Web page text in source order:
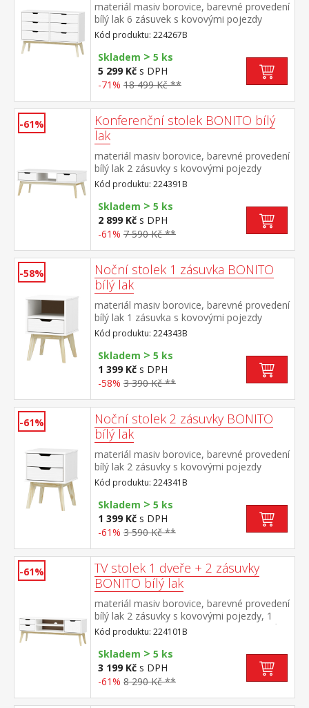
materiál masiv borovice, barevné provedení
bílý lak 6 zásuvek s kovovými pojezdy
Kód produktu: 224267B
Skladem > 5 ks
5 299 Kč s DPH
-71% 18 499 Kč **
-61%
Konferenční stolek BONITO bílý
lak
materiál masiv borovice, barevné provedení
bílý lak 2 zásuvky s kovovými pojezdy
Kód produktu: 224391B
Skladem > 5 ks
2 899 Kč s DPH
-61% 7 590 Kč **
-58%
Noční stolek 1 zásuvka BONITO
bílý lak
materiál masiv borovice, barevné provedení
bílý lak 1 zásuvka s kovovými pojezdy
Kód produktu: 224343B
Skladem > 5 ks
1 399 Kč s DPH
-58% 3 390 Kč **
-61%
Noční stolek 2 zásuvky BONITO
bílý lak
materiál masiv borovice, barevné provedení
bílý lak 2 zásuvky s kovovými pojezdy
Kód produktu: 224341B
Skladem > 5 ks
1 399 Kč s DPH
-61% 3 590 Kč **
-61%
TV stolek 1 dveře + 2 zásuvky
BONITO bílý lak
materiál masiv borovice, barevné provedení
bílý lak 2 zásuvky s kovovými pojezdy, 1
dvířka, 1 police otvor na protažení kabelů
Kód produktu: 224101B
Skladem > 5 ks
3 199 Kč s DPH
-61% 8 290 Kč **